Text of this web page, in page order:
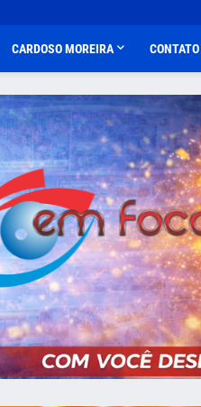
CARDOSO MOREIRA CONTATO